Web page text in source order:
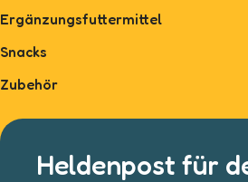
Ergänzungsfuttermittel
Snacks
Zubehör
Heldenpost für